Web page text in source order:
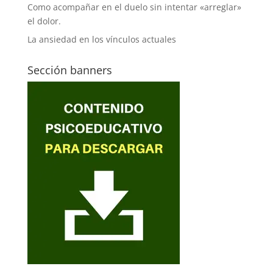
Como acompañar en el duelo sin intentar «arreglar»
el dolor.
La ansiedad en los vínculos actuales
Sección banners